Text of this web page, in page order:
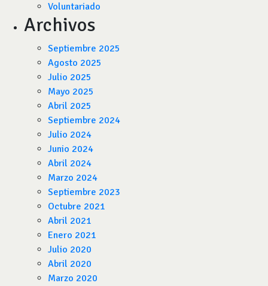
Voluntariado
Archivos
Septiembre 2025
Agosto 2025
Julio 2025
Mayo 2025
Abril 2025
Septiembre 2024
Julio 2024
Junio 2024
Abril 2024
Marzo 2024
Septiembre 2023
Octubre 2021
Abril 2021
Enero 2021
Julio 2020
Abril 2020
Marzo 2020